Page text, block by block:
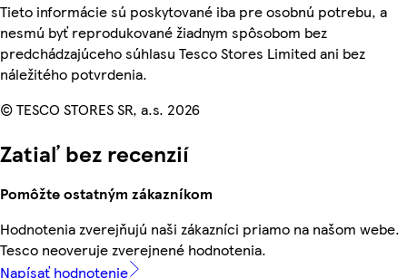
Tieto informácie sú poskytované iba pre osobnú potrebu, a
nesmú byť reprodukované žiadnym spôsobom bez
predchádzajúceho súhlasu Tesco Stores Limited ani bez
náležitého potvrdenia.
© TESCO STORES SR, a.s. 2026
Zatiaľ bez recenzií
Pomôžte ostatným zákazníkom
Hodnotenia zverejňujú naši zákazníci priamo na našom webe.
Tesco neoveruje zverejnené hodnotenia.
Napísať hodnotenie